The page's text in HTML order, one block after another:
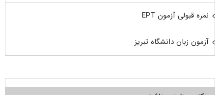
نمره قبولی آزمون EPT
آزمون زبان دانشگاه تبریز